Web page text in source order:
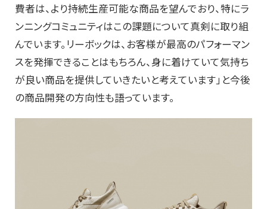
費者は、より持続生産可能な商品を望んでおり、特にラ
ンニングコミュニティはこの課題について真剣に取り組
んでいます。リーボックは、お客様が最高のパフォーマン
スを発揮できることはもちろん、身に着けていて気持ち
が良い商品を提供していきたいと考えています」と今後
の商品開発の方向性も語っています。